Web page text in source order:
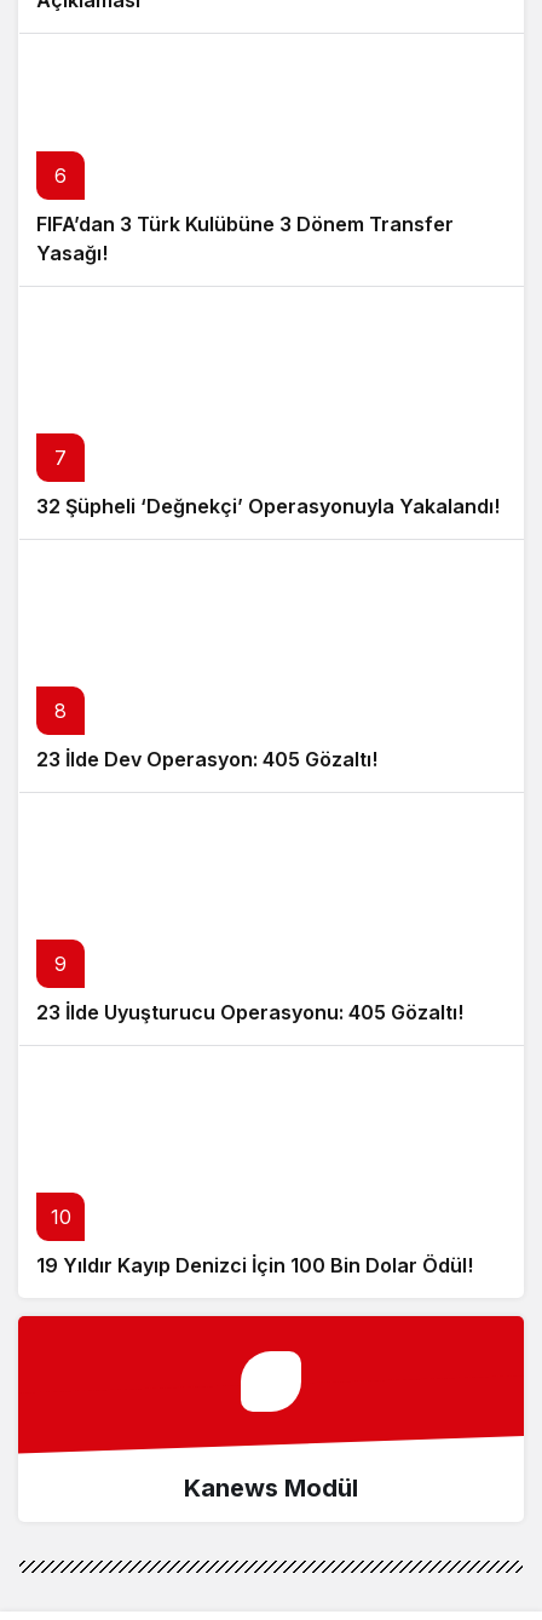
6
FIFA’dan 3 Türk Kulübüne 3 Dönem Transfer
Yasağı!
7
32 Şüpheli ‘Değnekçi’ Operasyonuyla Yakalandı!
8
23 İlde Dev Operasyon: 405 Gözaltı!
9
23 İlde Uyuşturucu Operasyonu: 405 Gözaltı!
10
19 Yıldır Kayıp Denizci İçin 100 Bin Dolar Ödül!
Kanews Modül